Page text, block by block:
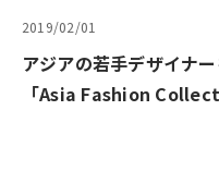
2019/02/01
アジアの若手デザイナ
「Asia Fashion